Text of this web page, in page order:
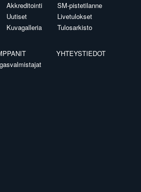
Akkreditointi
Uutiset
Kuvagalleria
SM-pistetilanne
Livetulokset
Tulosarkisto
YHTEYSTIEDOT